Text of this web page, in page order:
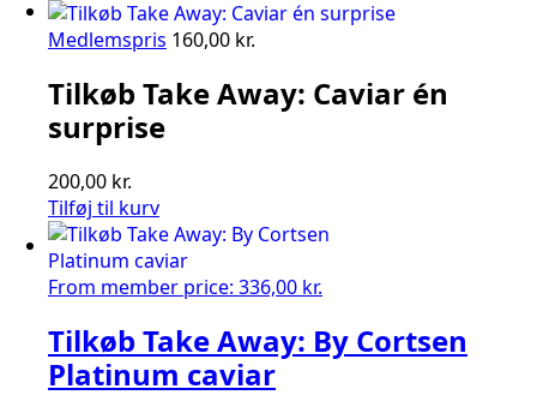
Medlemspris 160,00 kr.
Tilkøb Take Away: Caviar én
surprise
200,00 kr.
Tilføj til kurv
From member price: 336,00 kr.
Tilkøb Take Away: By Cortsen
Platinum caviar